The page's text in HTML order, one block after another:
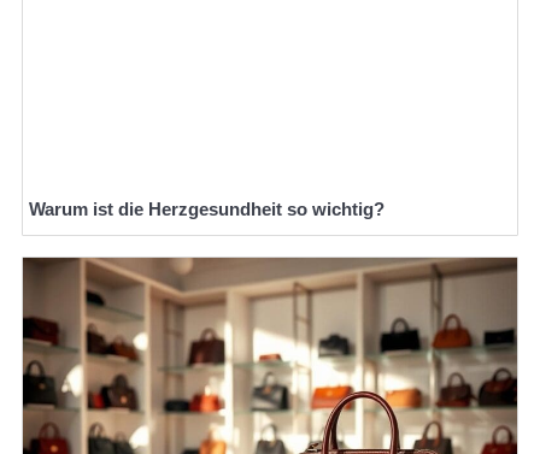
Warum ist die Herzgesundheit so wichtig?